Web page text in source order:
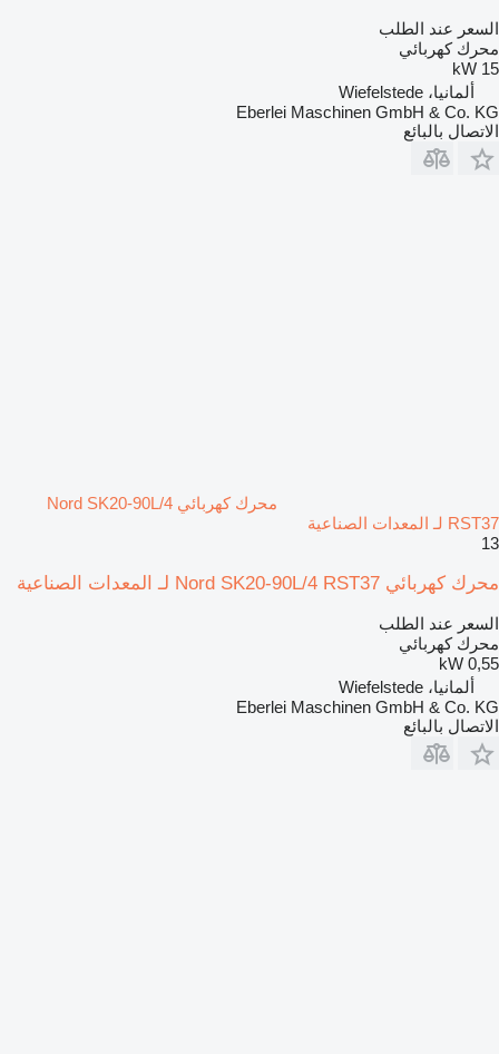
السعر عند الطلب
محرك كهربائي
15 kW
ألمانيا، Wiefelstede
Eberlei Maschinen GmbH & Co. KG
الاتصال بالبائع
محرك كهربائي Nord SK20-90L/4
RST37 لـ المعدات الصناعية
13
محرك كهربائي Nord SK20-90L/4 RST37 لـ المعدات الصناعية
السعر عند الطلب
محرك كهربائي
0,55 kW
ألمانيا، Wiefelstede
Eberlei Maschinen GmbH & Co. KG
الاتصال بالبائع